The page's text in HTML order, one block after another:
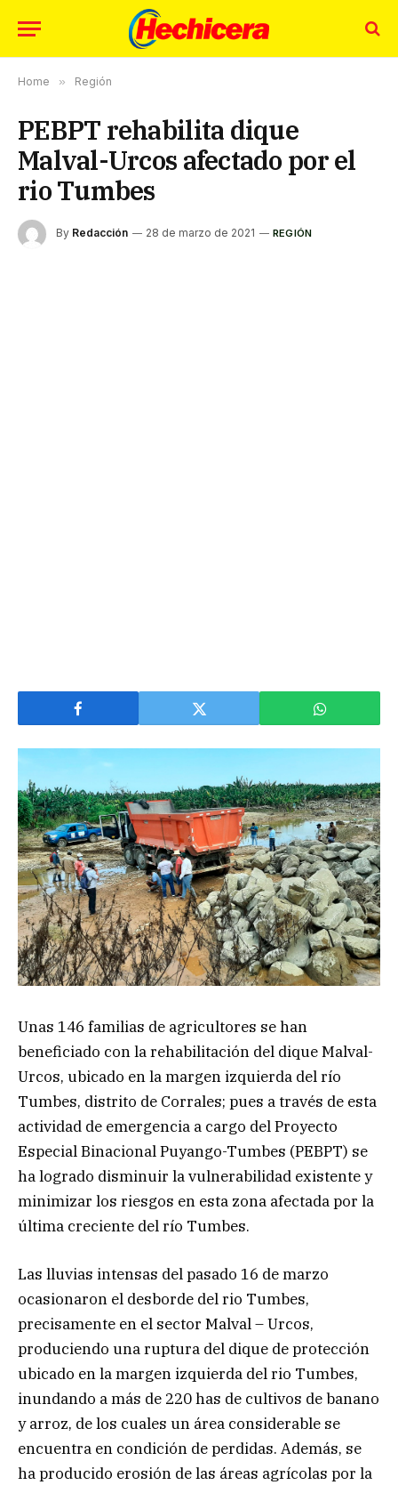
Home » Región
PEBPT rehabilita dique
Malval-Urcos afectado por el
rio Tumbes
By Redacción 28 de marzo de 2021 REGIÓN
Unas 146 familias de agricultores se han
beneficiado con la rehabilitación del dique Malval-
Urcos, ubicado en la margen izquierda del río
Tumbes, distrito de Corrales; pues a través de esta
actividad de emergencia a cargo del Proyecto
Especial Binacional Puyango-Tumbes (PEBPT) se
ha logrado disminuir la vulnerabilidad existente y
minimizar los riesgos en esta zona afectada por la
última creciente del río Tumbes.
Las lluvias intensas del pasado 16 de marzo
ocasionaron el desborde del rio Tumbes,
precisamente en el sector Malval – Urcos,
produciendo una ruptura del dique de protección
ubicado en la margen izquierda del rio Tumbes,
inundando a más de 220 has de cultivos de banano
y arroz, de los cuales un área considerable se
encuentra en condición de perdidas. Además, se
ha producido erosión de las áreas agrícolas por la